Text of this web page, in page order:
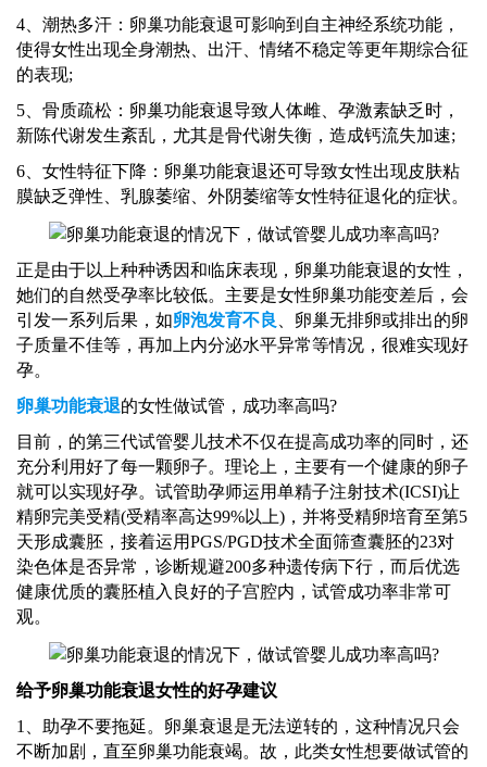
4、潮热多汗：卵巢功能衰退可影响到自主神经系统功能，
使得女性出现全身潮热、出汗、情绪不稳定等更年期综合征
的表现;
5、骨质疏松：卵巢功能衰退导致人体雌、孕激素缺乏时，
新陈代谢发生紊乱，尤其是骨代谢失衡，造成钙流失加速;
6、女性特征下降：卵巢功能衰退还可导致女性出现皮肤粘
膜缺乏弹性、乳腺萎缩、外阴萎缩等女性特征退化的症状。
正是由于以上种种诱因和临床表现，卵巢功能衰退的女性，
她们的自然受孕率比较低。主要是女性卵巢功能变差后，会
引发一系列后果，如卵泡发育不良
、卵巢无排卵或排出的卵
子质量不佳等，再加上内分泌水平异常等情况，很难实现好
孕。
卵巢功能衰退的女性做试管，成功率高吗?
目前，的第三代试管婴儿技术不仅在提高成功率的同时，还
充分利用好了每一颗卵子。理论上，主要有一个健康的卵子
就可以实现好孕。试管助孕师运用单精子注射技术(ICSI)让
精卵完美受精(受精率高达99%以上)，并将受精卵培育至第5
天形成囊胚，接着运用PGS/PGD技术全面筛查囊胚的23对
染色体是否异常，诊断规避200多种遗传病下行，而后优选
健康优质的囊胚植入良好的子宫腔内，试管成功率非常可
观。
给予卵巢功能衰退女性的好孕建议
1、
助孕不要拖延。卵巢衰退是无法逆转的，这种情况只会
不断加剧，直至卵巢功能衰竭。故，此类女性想要做试管的